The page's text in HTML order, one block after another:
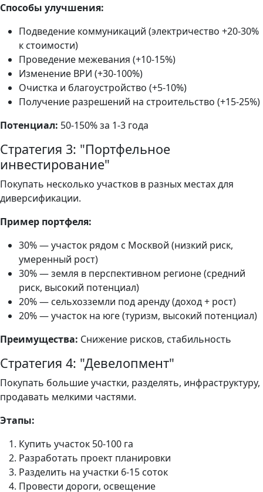
Способы улучшения:
Подведение коммуникаций (электричество +20-30%
к стоимости)
Проведение межевания (+10-15%)
Изменение ВРИ (+30-100%)
Очистка и благоустройство (+5-10%)
Получение разрешений на строительство (+15-25%)
Потенциал: 50-150% за 1-3 года
Стратегия 3: "Портфельное
инвестирование"
Покупать несколько участков в разных местах для
диверсификации.
Пример портфеля:
30% — участок рядом с Москвой (низкий риск,
умеренный рост)
30% — земля в перспективном регионе (средний
риск, высокий потенциал)
20% — сельхозземли под аренду (доход + рост)
20% — участок на юге (туризм, высокий потенциал)
Преимущества: Снижение рисков, стабильность
Стратегия 4: "Девелопмент"
Покупать большие участки, разделять, инфраструктуру,
продавать мелкими частями.
Этапы:
Купить участок 50-100 га
Разработать проект планировки
Разделить на участки 6-15 соток
Провести дороги, освещение